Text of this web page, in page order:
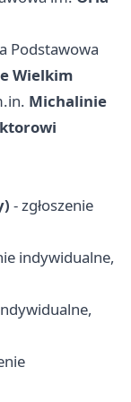
Podstawowa
Wielkim
Michalinie
- zgłoszenie
indywidualne,